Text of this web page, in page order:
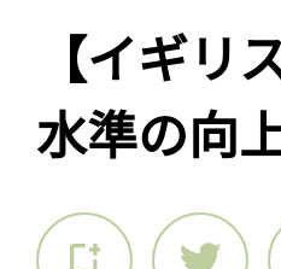
【イギリ
水準の向